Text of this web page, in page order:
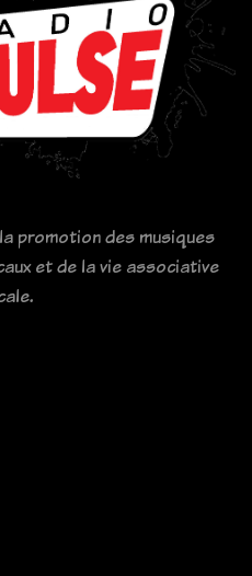
promotion des musiques
et de la vie associative